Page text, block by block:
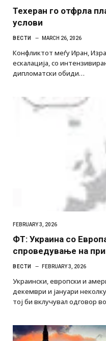
Техеран го отфрла
услови
ВЕСТИ MARCH 26, 2026
Конфликтот меѓу Иран,
ескалација, со
дипломатски обиди…
FEBRUARY 3, 2026
ФТ: Украина со
спроведување на
ВЕСТИ FEBRUARY 3, 2026
Украински, европски и
декември и јануари
тој би вклучувал одговор